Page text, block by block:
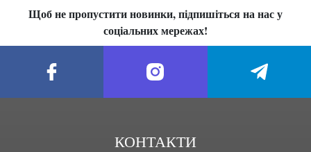
Щоб не пропустити новинки, підпишіться на нас у
соціальних мережах!
КОНТАКТИ